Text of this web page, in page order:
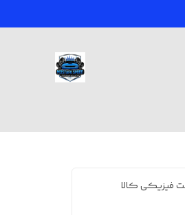
فیزیکی کالا